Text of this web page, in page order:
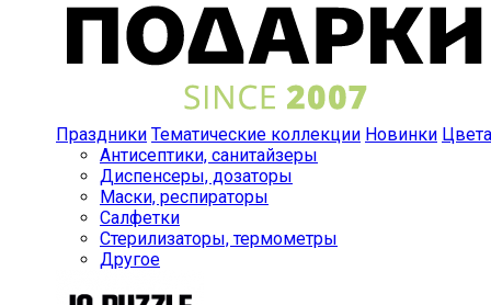
Праздники Тематические коллекции Новинки Цвета
Антисептики, санитайзеры
Диспенсеры, дозаторы
Маски, респираторы
Салфетки
Стерилизаторы, термометры
Другое